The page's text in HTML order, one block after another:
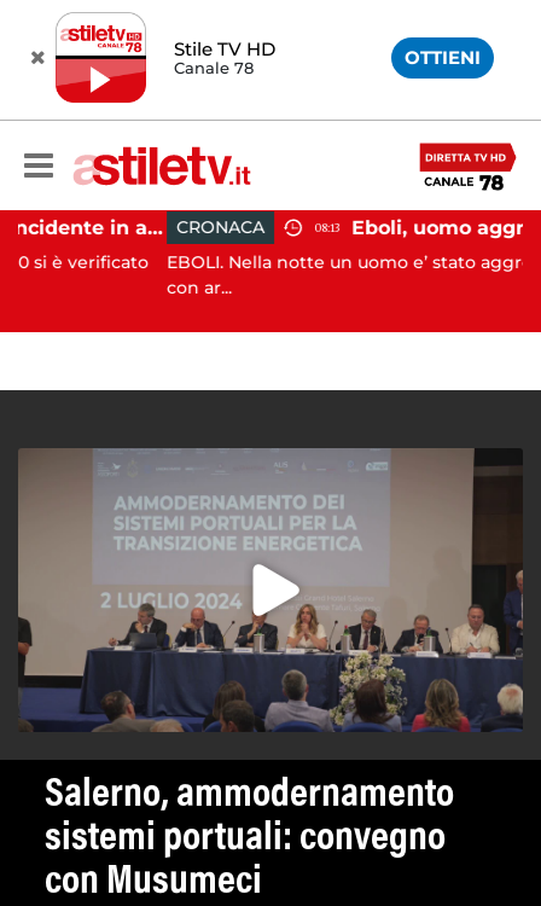
Stile TV HD
Canale 78 OTTIENI
Pontecagnano, incidente in autostrada: 5 giovani feriti CRONACA 08:13
EBOLI. Nella notte un uomo e’ stato aggredito e
Salerno, ammodernamento
sistemi portuali: convegno
con Musumeci